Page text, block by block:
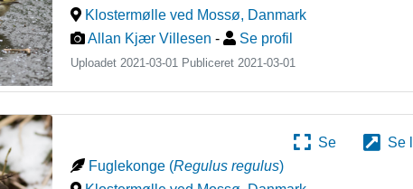
Klostermølle ved Mossø, Danmark
Allan Kjær Villesen - Se profil
Uploadet 2021-03-01 Publiceret2021-03-01
Se
Se
Fuglekonge (Regulus regulus)